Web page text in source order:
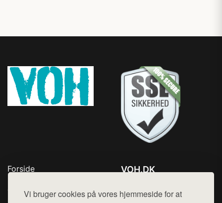
Vi bruger cookies på vores hjemmeside for at
Forside
Top Rabatter
VOH.DK